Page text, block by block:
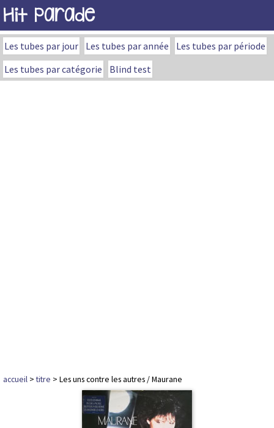
Hit Parade
Les tubes par jour Les tubes par année
Les tubes par période
Les tubes par catégorie
Blind test
accueil >titre > Les uns contre les autres / Maurane